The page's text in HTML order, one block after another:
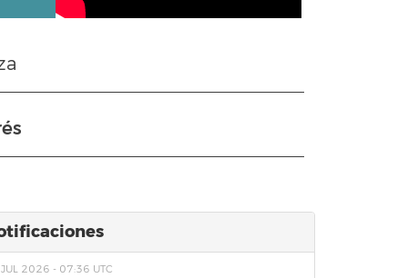
2026 - 07:36 UTC